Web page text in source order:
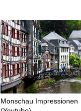
Datenschutz
Monschau Impressionen